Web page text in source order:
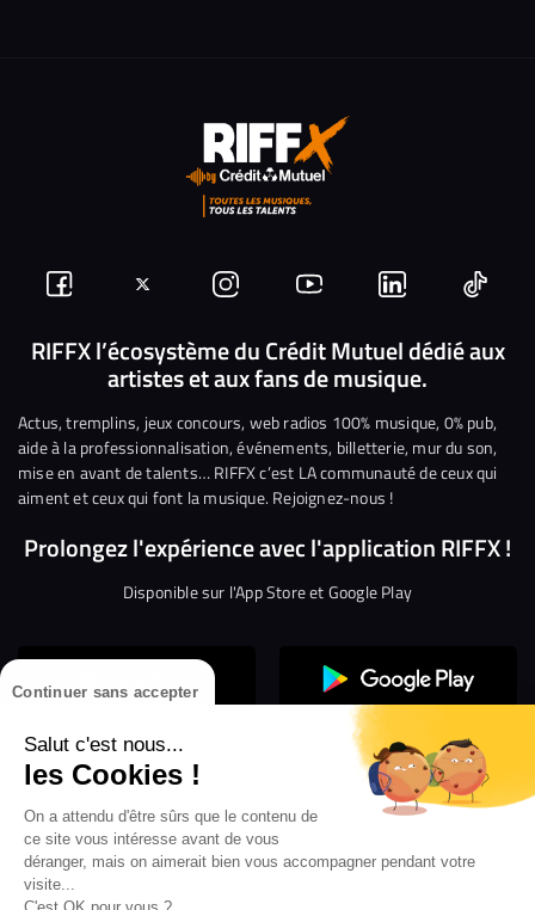
Continuer sans accepter
Salut c'est nous...
les Cookies !
On a attendu d'être sûrs que le contenu de
ce site vous intéresse avant de vous
déranger, mais on aimerait bien vous accompagner pendant votre
visite...
Suivez-
nous
Facebook
Suivez-
nous
sur
Twitter
Nous
rejoindre
sur
Instagram
Nous
rejoindre
sur
YouTube
Nous
rejoindre
sur
Linkedin
Nous
RIFFX l’écosystème du Crédit Mutuel dédié aux
artistes et aux fans de musique.
Actus, tremplins, jeux concours, web radios 100% musique, 0% pub,
aide à la professionnalisation, événements, billetterie, mur du son,
mise en avant de talents… RIFFX c’est LA communauté de ceux qui
aiment et ceux qui font la musique. Rejoignez-nous !
Prolongez l'expérience avec l'application RIFFX !
Disponible sur l'App Store et Google Play
Confidentialité
Gestion des cookies
Conditions générales d’utilisation
Mentions légales